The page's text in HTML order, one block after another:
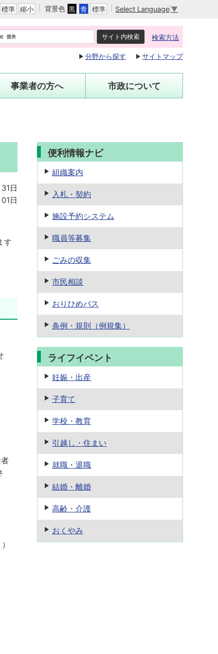
標準 縮小 背景色 黒 青 標準 Select Language ▼
検索方法
分野から探す サイトマップ
事業者の方へ 市政について
日
日
す
便利情報ナビ
組織案内
入札・契約
施設予約システム
職員等募集
ごみの収集
市民相談
おりひめバス
条例・規則 （例規集）
ライフイベント
妊娠・出産
子育て
学校・教育
引越し・住まい
就職・退職
結婚・離婚
高齢・介護
おくやみ